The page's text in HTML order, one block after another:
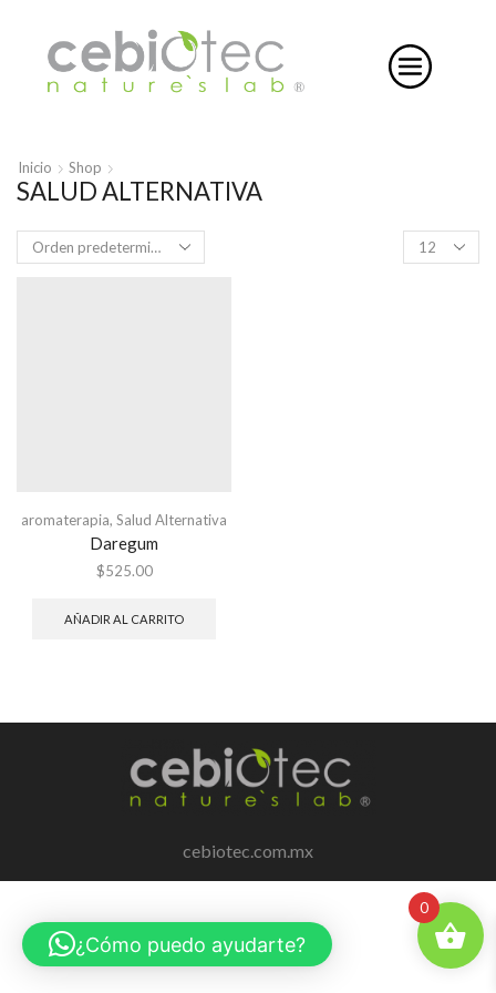
Inicio Shop
SALUD ALTERNATIVA
Products
per
aromaterapia, Salud Alternativa
Daregum
$525.00
AÑADIR AL CARRITO
cebiotec.com.mx
0
¿Cómo puedo ayudarte?